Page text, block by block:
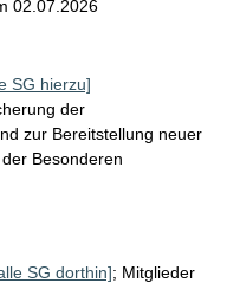
02.07.2026
SG hierzu]
der
zur Bereitstellung neuer
Besonderen
SG dorthin]; Mitglieder